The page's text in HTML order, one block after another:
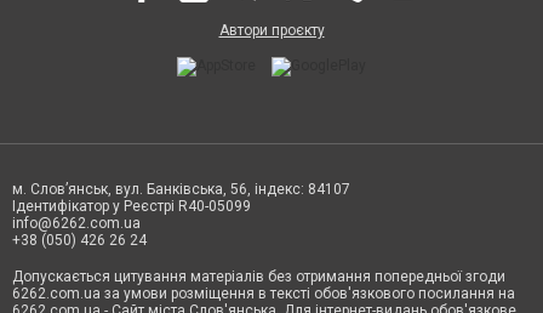
Автори проєкту
м. Слов’янськ, вул. Банківська, 56, індекс: 84107
Ідентифікатор у Реєстрі R40-05099
info@6262.com.ua
+38 (050) 426 26 24
Допускається цитування матеріалів без отримання попередньої згоди
6262.com.ua за умови розміщення в тексті обов'язкового посилання на